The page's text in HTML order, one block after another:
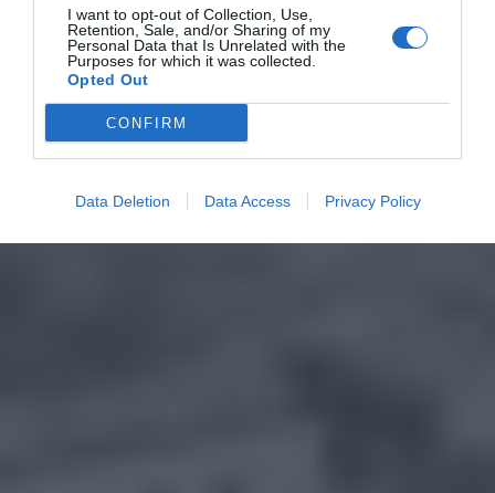
I want to opt-out of Collection, Use,
Retention, Sale, and/or Sharing of my
Personal Data that Is Unrelated with the
Purposes for which it was collected.
Opted Out
CONFIRM
Data Deletion Data Access Privacy Policy